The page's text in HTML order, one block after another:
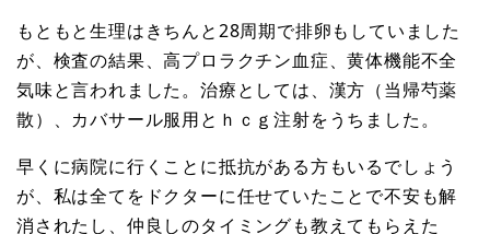
もともと生理はきちんと28周期で排卵もしていました
が、検査の結果、高プロラクチン血症、黄体機能不全
気味と言われました。治療としては、漢方（当帰芍薬
散）、カバサール服用とｈｃｇ注射をうちました。
早くに病院に行くことに抵抗がある方もいるでしょう
が、私は全てをドクターに任せていたことで不安も解
消されたし、仲良しのタイミングも教えてもらえた